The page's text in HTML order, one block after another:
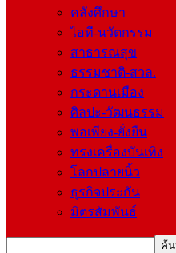
คลังศึกษา
ไอที-นวัตกรรม
สาธารณสุข
ธรรมชาติ-สวล.
กระดานเมือง
ศิลปะ-วัฒนธรรม
พอเพียง-ยั่งยืน
ทรงเครื่องบันเทิง
โลกปลายนิ้ว
ธุรกิจประกัน
มิตรสัมพันธ์